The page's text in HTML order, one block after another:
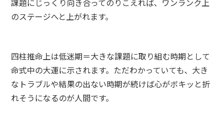
課題にじっくり向き合ってのりこえれば、ワンランク上
のステージへと上がれます。
四柱推命上は低迷期＝大きな課題に取り組む時期として
命式中の大運に示されます。ただわかっていても、大き
なトラブルや結果の出ない時期が続けば心がボキッと折
れそうになるのが人間です。